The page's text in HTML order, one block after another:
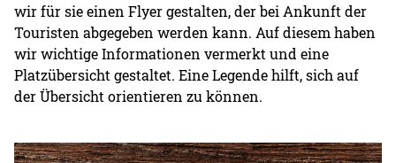
wir für sie einen Flyer gestalten, der bei Ankunft der
Touristen abgegeben werden kann. Auf diesem haben
wir wichtige Informationen vermerkt und eine
Platzübersicht gestaltet. Eine Legende hilft, sich auf
der Übersicht orientieren zu können.